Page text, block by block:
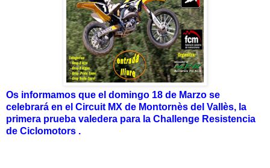
Os informamos que el domingo 18 de Marzo se
celebrará en el Circuit MX de Montornès del Vallès, la
primera prueba valedera para la Challenge Resistencia
de Ciclomotors .